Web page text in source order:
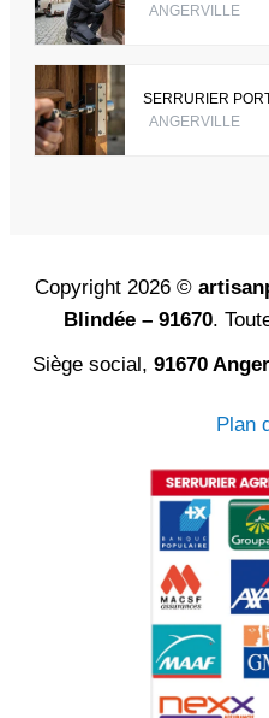
ANGERVILLE
SERRURIER
ANGERVILLE
Copyright 2026 ©
Blindée – 91670.
Siège social, 91670
Plan